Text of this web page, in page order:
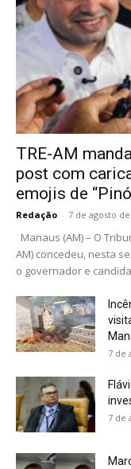
TRE-AM
post com
emojis de
Redação - 7 de agosto de
Manaus (AM) – O
AM) concedeu, nesta
o governador e
7 de
7 de